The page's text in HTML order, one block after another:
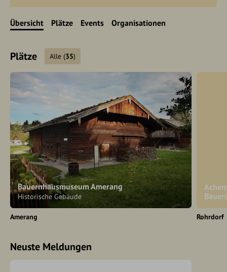
Übersicht Plätze Events Organisationen
Plätze Alle (35)
Bauernhausmuseum Amerang
Historische Gebäude
Amerang Rohrdorf
Neuste Meldungen